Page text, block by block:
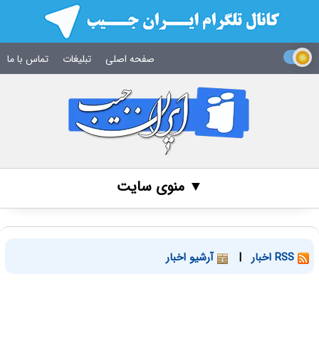
صفحه اصلی تبلیغات تماس با ما
▼ منوی سایت
| آرشیو اخبار